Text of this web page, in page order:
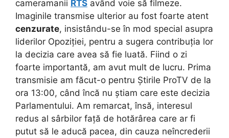
cameramanii RTS având voie să filmeze.
Imaginile transmise ulterior au fost foarte atent
cenzurate, insistându-se în mod special asupra
liderilor Opoziției, pentru a sugera contribuția lor
la decizia care avea să fie luată. Fiind o zi
foarte importantă, am avut mult de lucru. Prima
transmisie am făcut-o pentru Știrile ProTV de la
ora 13:00, când încă nu știam care este decizia
Parlamentului. Am remarcat, însă, interesul
redus al sârbilor față de hotărârea care ar fi
putut să le aducă pacea, din cauza neîncrederii